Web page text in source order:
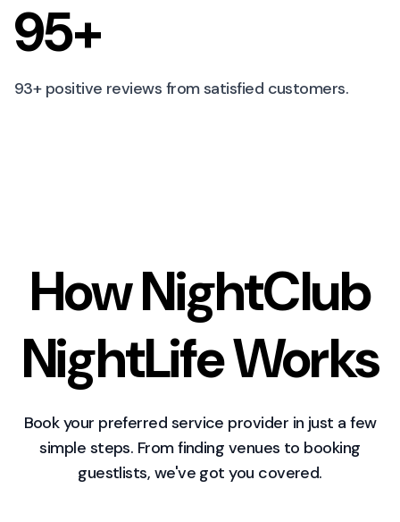
95+
93+ positive reviews from satisfied customers.
How NightClub
NightLife Works
Book your preferred service provider in just a few
simple steps. From finding venues to booking
guestlists, we've got you covered.